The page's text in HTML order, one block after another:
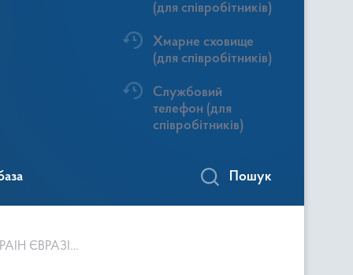
(для співробітників)
Хмарне сховище
(для співробітників)
Службовий
телефон (для
співробітників)
Пошук
СОЮЗУ